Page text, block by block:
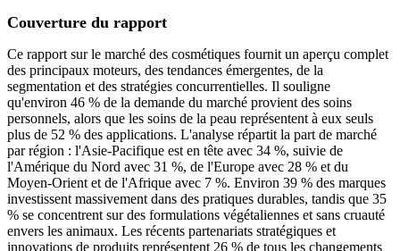
Couverture du rapport
Ce rapport sur le marché des cosmétiques fournit un aperçu complet
des principaux moteurs, des tendances émergentes, de la
segmentation et des stratégies concurrentielles. Il souligne
qu'environ 46 % de la demande du marché provient des soins
personnels, alors que les soins de la peau représentent à eux seuls
plus de 52 % des applications. L'analyse répartit la part de marché
par région : l'Asie-Pacifique est en tête avec 34 %, suivie de
l'Amérique du Nord avec 31 %, de l'Europe avec 28 % et du
Moyen-Orient et de l'Afrique avec 7 %. Environ 39 % des marques
investissent massivement dans des pratiques durables, tandis que 35
% se concentrent sur des formulations végétaliennes et sans cruauté
envers les animaux. Les récents partenariats stratégiques et
innovations de produits représentent 26 % de tous les changements